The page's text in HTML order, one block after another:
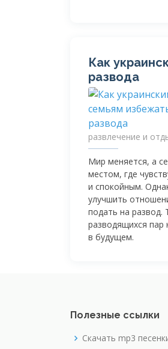
Как
развода
развлечение и
Мир меняется, а
местом, где
и спокойным.
улучшить
подать на развод.
разводящихся пар
в будущем.
Полезные ссылки
Скачать mp3